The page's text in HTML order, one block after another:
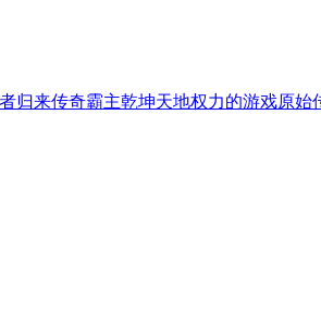
归来传奇霸主乾坤天地权力的游戏原始